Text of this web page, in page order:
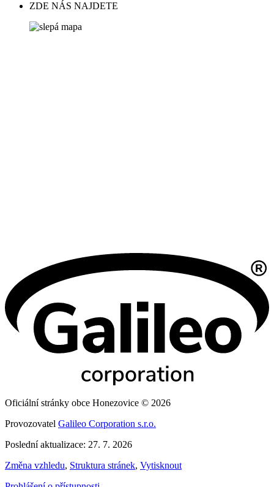
ZDE NÁS NAJDETE
Oficiální stránky obce Honezovice © 2026
Provozovatel Galileo Corporation s.r.o.
Poslední aktualizace: 27. 7. 2026
Změna vzhledu, Struktura stránek, Vytisknout